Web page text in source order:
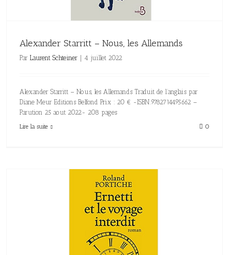
Alexander Starritt – Nous, les Allemands
Par Laurent Schteiner 4 juillet 2022
Alexander Starritt – Nous, les Allemands Traduit de l’anglais par
Diane Meur Editions Belfond Prix : 20 € -ISBN:9782714495662 –
Parution 25 aout 2022- 208 pages
Lire la suite 0